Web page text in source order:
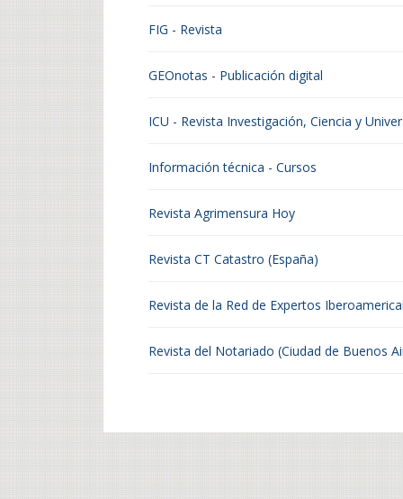
FIG - Revista
GEOnotas - Publicación digital
ICU - Revista Investigación, Ciencia y
Información técnica - Cursos
Revista Agrimensura Hoy
Revista CT Catastro (España)
Revista de la Red de Expertos
Revista del Notariado (Ciudad de Buenos